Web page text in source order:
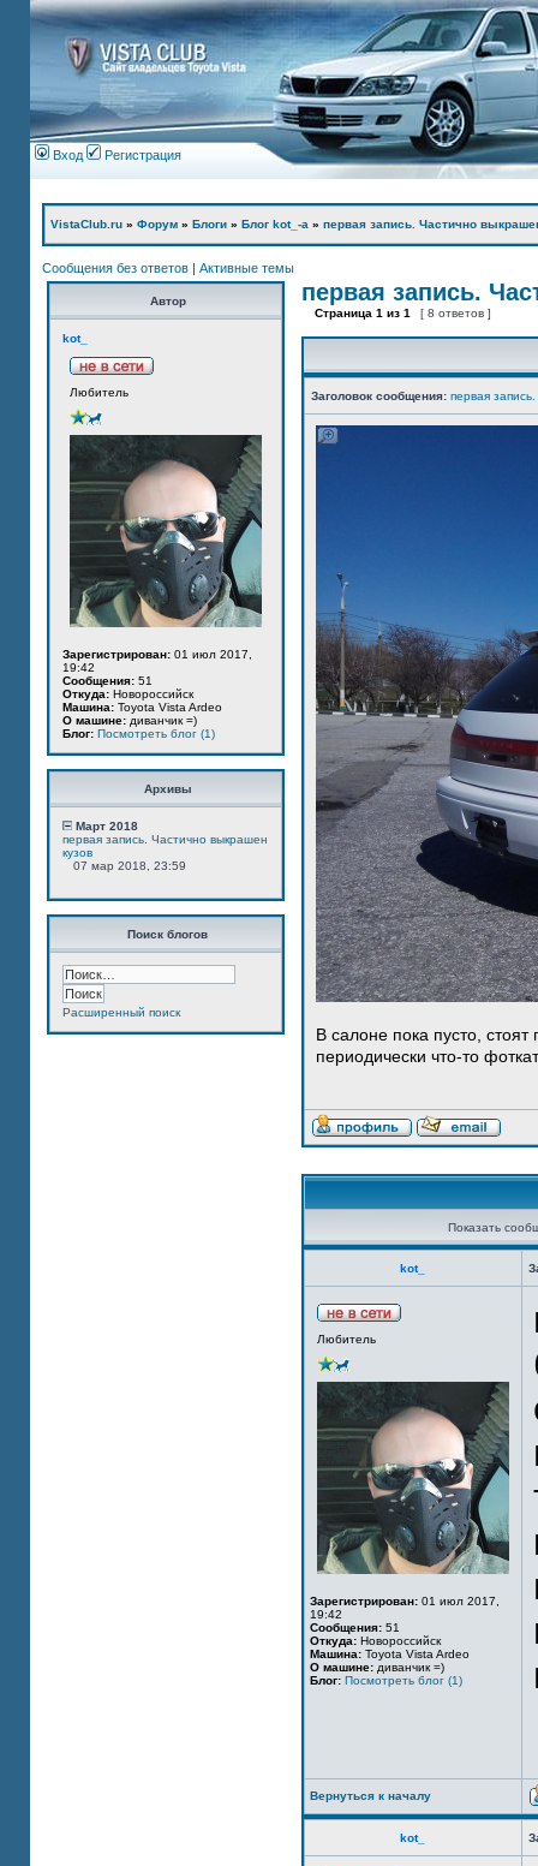
Вход Регистрация
VistaClub.ru » Форум » Блоги » Блог kot_-а » первая запись. Частично
Сообщения без ответов | Активные темы
Автор
kot_
Любитель
Зарегистрирован: 01 июл 2017,
19:42
Сообщения: 51
Откуда: Новороссийск
Машина: Toyota Vista Ardeo
О машине: диванчик =)
Блог: Посмотреть блог (1)
Архивы
Март 2018
первая запись. Частично выкрашен
кузов
07 мар 2018, 23:59
Поиск блогов
Расширенный поиск
первая запись.
Страница 1 из 1 [ 8 ответов ]
Заголовок сообщения: первая
В салоне пока пусто,
периодически что-то
Показать
kot_
Любитель
Зарегистрирован: 01 июл 2017,
19:42
Сообщения: 51
Откуда: Новороссийск
Машина: Toyota Vista Ardeo
О машине: диванчик =)
Блог: Посмотреть блог (1)
Вернуться к началу
kot_